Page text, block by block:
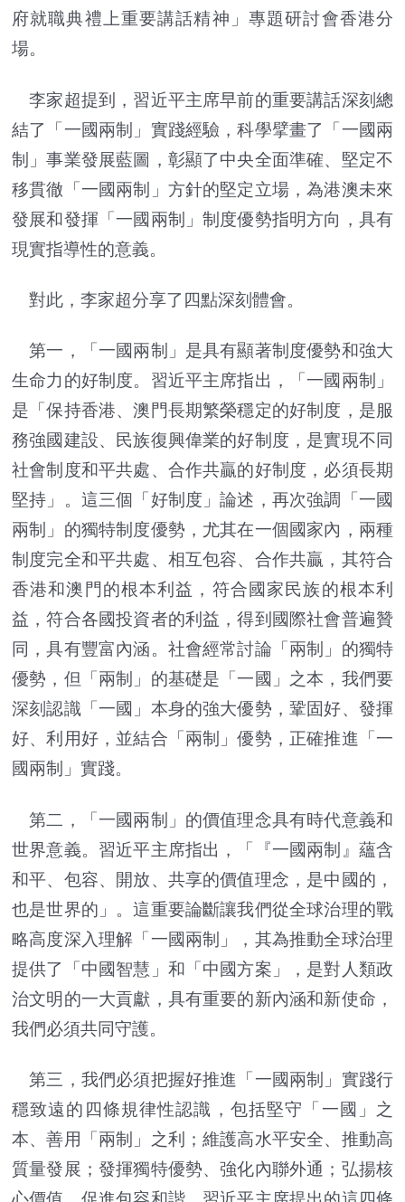
府就職典禮上重要講話精神」專題研討會香港分
場。
李家超提到，習近平主席早前的重要講話深刻總
結了「一國兩制」實踐經驗，科學擘畫了「一國兩
制」事業發展藍圖，彰顯了中央全面準確、堅定不
移貫徹「一國兩制」方針的堅定立場，為港澳未來
發展和發揮「一國兩制」制度優勢指明方向，具有
現實指導性的意義。
對此，李家超分享了四點深刻體會。
第一，「一國兩制」是具有顯著制度優勢和強大
生命力的好制度。習近平主席指出，「一國兩制」
是「保持香港、澳門長期繁榮穩定的好制度，是服
務強國建設、民族復興偉業的好制度，是實現不同
社會制度和平共處、合作共贏的好制度，必須長期
堅持」。這三個「好制度」論述，再次強調「一國
兩制」的獨特制度優勢，尤其在一個國家內，兩種
制度完全和平共處、相互包容、合作共贏，其符合
香港和澳門的根本利益，符合國家民族的根本利
益，符合各國投資者的利益，得到國際社會普遍贊
同，具有豐富內涵。社會經常討論「兩制」的獨特
優勢，但「兩制」的基礎是「一國」之本，我們要
深刻認識「一國」本身的強大優勢，鞏固好、發揮
好、利用好，並結合「兩制」優勢，正確推進「一
國兩制」實踐。
第二，「一國兩制」的價值理念具有時代意義和
世界意義。習近平主席指出，「『一國兩制』蘊含
和平、包容、開放、共享的價值理念，是中國的，
也是世界的」。這重要論斷讓我們從全球治理的戰
略高度深入理解「一國兩制」，其為推動全球治理
提供了「中國智慧」和「中國方案」，是對人類政
治文明的一大貢獻，具有重要的新內涵和新使命，
我們必須共同守護。
第三，我們必須把握好推進「一國兩制」實踐行
穩致遠的四條規律性認識，包括堅守「一國」之
本、善用「兩制」之利；維護高水平安全、推動高
質量發展；發揮獨特優勢、強化內聯外通；弘揚核